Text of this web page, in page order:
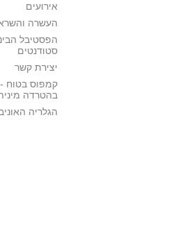
אירועים
העשרה
הפסטיבל
סטודנטים
יצירת קשר
קמפוס בטוח -
בהטרדה
הגלריה